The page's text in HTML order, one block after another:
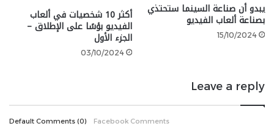
يبدو أن صناعة السينما ستحتذي
بصناعة ألعاب الفيديو
15/10/2024
أكثر 10 شخصيات في ألعاب
الفيديو بؤسًا على الإطلاق –
الجزء الأول
03/10/2024
Leave a reply
Default Comments (0) Facebook Comments